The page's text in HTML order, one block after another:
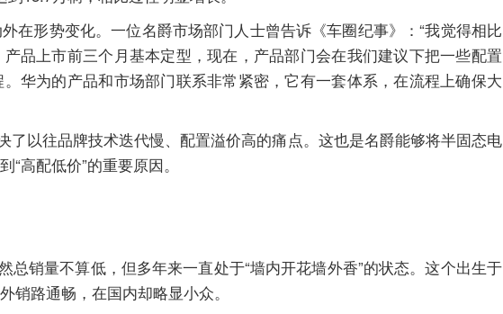
在形势变化。一位名爵市场部门人士曾告诉《车圈纪事》：“我觉得相比
品上市前三个月基本定型，现在，产品部门会在我们建议下把一些配置
华为的产品和市场部门联系非常紧密，它有一套体系，在流程上确保大
了以往品牌技术迭代慢、配置溢价高的痛点。这也是名爵能够将半固态电
高配低价”的重要原因。
总销量不算低，但多年来一直处于“墙内开花墙外香”的状态。这个出生于
销路通畅，在国内却略显小众。